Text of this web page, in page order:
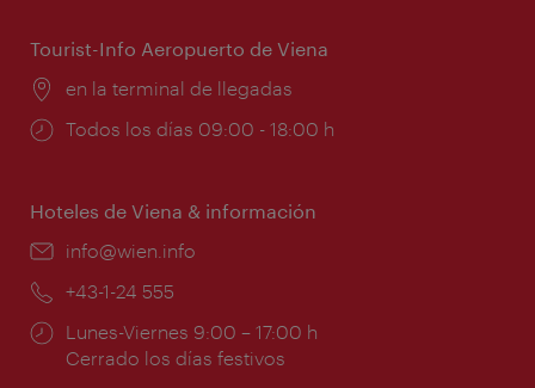
Tourist-Info Aeropuerto de Viena
Lugar:
en la terminal de llegadas
Horarios
Todos los días 09:00 - 18:00 h
Hoteles de Viena & información
e-
info@wien.info
Teléfono:
+43-1-24 555
Horarios
de
Lunes-Viernes 9:00 – 17:00 h
Cerrado los días festivos